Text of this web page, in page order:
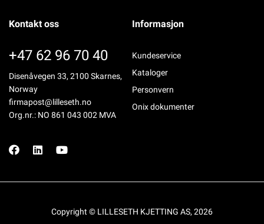
Kontakt oss
+47 62 96 70 40
Disenåvegen 33, 2100 Skarnes,
Norway
firmapost@lilleseth.no
Org.nr.: NO 861 043 002 MVA
Informasjon
Kundeservice
Kataloger
Personvern
Onix dokumenter
Copyright © LILLESETH KJETTING AS, 2026